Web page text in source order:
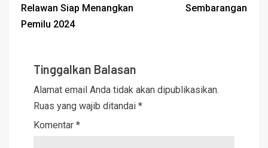
Relawan Siap Menangkan
Pemilu 2024
Sembarangan
Tinggalkan Balasan
Alamat email Anda tidak akan dipublikasikan.
Ruas yang wajib ditandai *
Komentar *